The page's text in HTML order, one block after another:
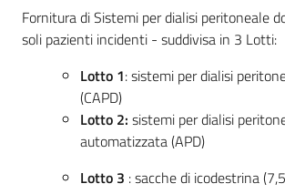
telematiche
Fornitura di Sistemi per dialisi peritoneale
soli pazienti incidenti - suddivisa in 3 Lotti:
Lotto 1: sistemi per dialisi
(CAPD)
Lotto 2: sistemi per dialisi
automatizzata (APD)
Lotto 3 : sacche di icodestrina